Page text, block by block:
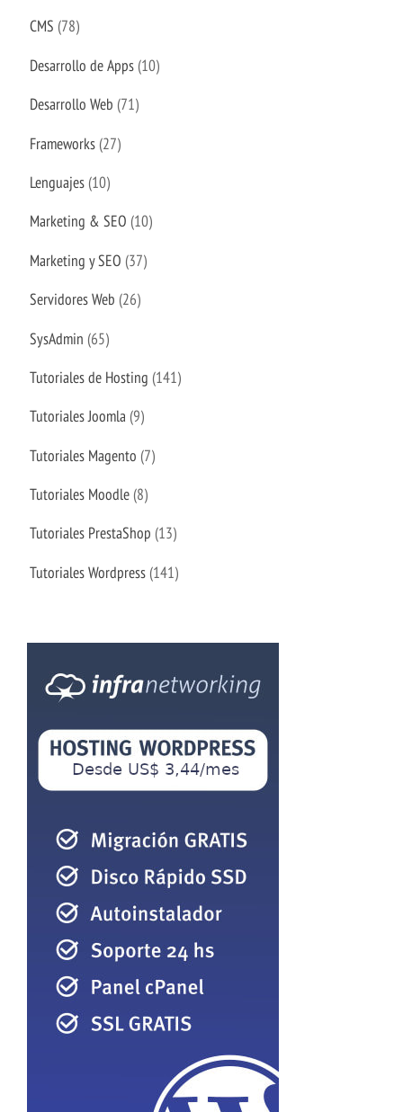
CMS (78)
Desarrollo de Apps (10)
Desarrollo Web (71)
Frameworks (27)
Lenguajes (10)
Marketing & SEO (10)
Marketing y SEO (37)
Servidores Web (26)
SysAdmin (65)
Tutoriales de Hosting (141)
Tutoriales Joomla (9)
Tutoriales Magento (7)
Tutoriales Moodle (8)
Tutoriales PrestaShop (13)
Tutoriales Wordpress (141)